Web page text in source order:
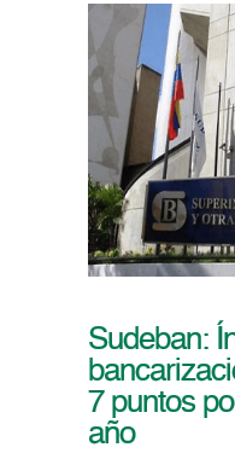
Sudeban:
7 puntos
año